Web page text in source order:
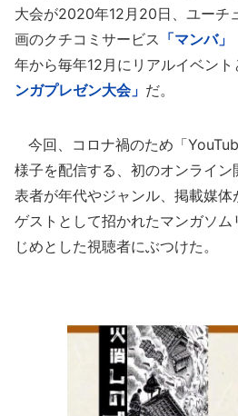
大会が2020年12月20日、ユーチ
画のクチコミサービス 「マンバ」
年から毎年12月にリアルイベン
ンガプレゼン大会」 だ。
今回、コロナ禍のため「
様子を配信する、初のオンライ
表者が年代やジャンル、掲載媒体
ゲストとして招かれたマンガソ
じめとした視聴者にぶつけた。